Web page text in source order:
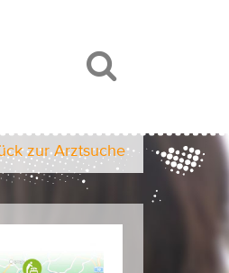
zur Arztsuche